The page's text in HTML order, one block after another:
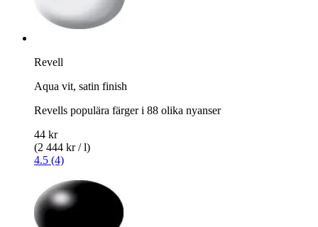
Revell
Aqua vit, satin finish
Revells populära färger i 88 olika nyanser
44 kr
(2 444 kr / l)
4.5 (4)